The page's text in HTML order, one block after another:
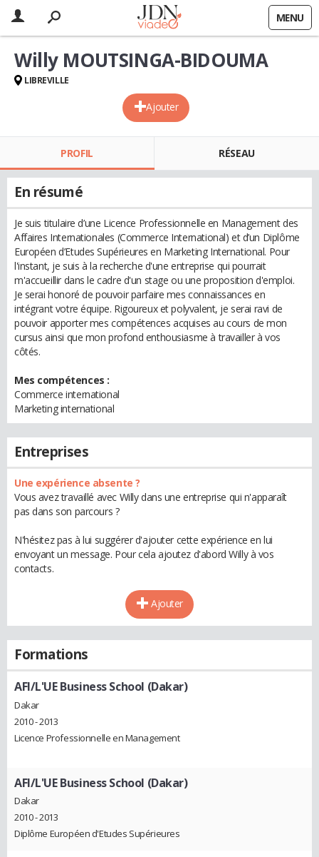
MENU
Ajouter
Willy MOUTSINGA-BIDOUMA
LIBREVILLE
PROFIL RÉSEAU
En résumé
Je suis titulaire d’une Licence Professionnelle en Management des
Affaires Internationales (Commerce International) et d’un Diplôme
Européen d’Etudes Supérieures en Marketing International. Pour
l'instant, je suis à la recherche d'une entreprise qui pourrait
m'accueillir dans le cadre d'un stage ou une proposition d'emploi.
Je serai honoré de pouvoir parfaire mes connaissances en
intégrant votre équipe. Rigoureux et polyvalent, je serai ravi de
pouvoir apporter mes compétences acquises au cours de mon
cursus ainsi que mon profond enthousiasme à travailler à vos
côtés.
Mes compétences :
Commerce international
Marketing international
Entreprises
Une expérience absente ?
Vous avez travaillé avec Willy dans une entreprise qui n'apparaît
pas dans son parcours ?
N'hésitez pas à lui suggérer d'ajouter cette expérience en lui
envoyant un message. Pour cela ajoutez d'abord Willy à vos
contacts.
Ajouter
Formations
AFI/L'UE Business School (Dakar)
Dakar
2010 - 2013
Licence Professionnelle en Management
AFI/L'UE Business School (Dakar)
Dakar
2010 - 2013
Diplôme Européen d'Etudes Supérieures